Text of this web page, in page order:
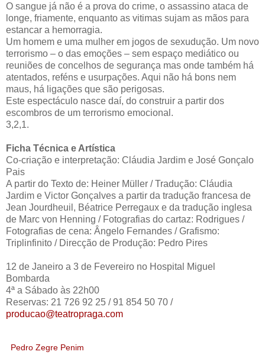
O sangue já não é a prova do crime, o assassino ataca de
longe, friamente, enquanto as vitimas sujam as mãos para
estancar a hemorragia.
Um homem e uma mulher em jogos de sexudução. Um novo
terrorismo – o das emoções – sem espaço mediático ou
reuniões de concelhos de segurança mas onde também há
atentados, reféns e usurpações. Aqui não há bons nem
maus, há ligações que são perigosas.
Este espectáculo nasce daí, do construir a partir dos
escombros de um terrorismo emocional.
3,2,1.
Ficha Técnica e Artística
Co-criação e interpretação: Cláudia Jardim e José Gonçalo
Pais
A partir do Texto de: Heiner Müller / Tradução: Cláudia
Jardim e Victor Gonçalves a partir da tradução francesa de
Jean Jourdheuil, Béatrice Perregaux e da tradução inglesa
de Marc von Henning / Fotografias do cartaz: Rodrigues /
Fotografias de cena: Ângelo Fernandes / Grafismo:
Triplinfinito / Direcção de Produção: Pedro Pires
12 de Janeiro a 3 de Fevereiro no Hospital Miguel
Bombarda
4ª a Sábado às 22h00
Reservas: 21 726 92 25 / 91 854 50 70 /
producao@teatropraga.com
Pedro Zegre Penim